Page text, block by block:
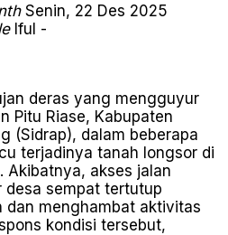
Senin, 22 Des 2025
Iful -
deras yang mengguyur
Pitu Riase, Kabupaten
(Sidrap), dalam beberapa
terjadinya tanah longsor di
Akibatnya, akses jalan
desa sempat tertutup
dan menghambat aktivitas
kondisi tersebut,